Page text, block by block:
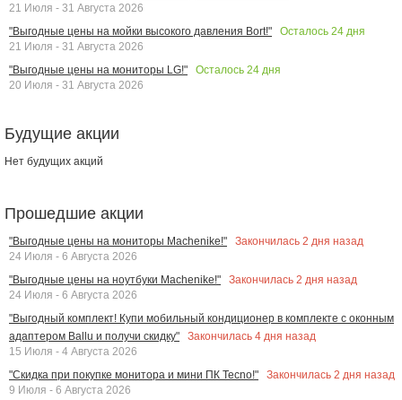
21 Июля - 31 Августа 2026
"Выгодные цены на мойки высокого давления Bort!"
Осталось 24 дня
21 Июля - 31 Августа 2026
"Выгодные цены на мониторы LG!"
Осталось 24 дня
20 Июля - 31 Августа 2026
Будущие акции
Нет будущих акций
Прошедшие акции
"Выгодные цены на мониторы Machenike!" Закончилась 2 дня назад
24 Июля - 6 Августа 2026
"Выгодные цены на ноутбуки Machenike!"
Закончилась 2 дня назад
24 Июля - 6 Августа 2026
"Выгодный комплект! Купи мобильный кондиционер в комплекте с оконным
адаптером Ballu и получи скидку"
Закончилась 4 дня назад
15 Июля - 4 Августа 2026
"Скидка при покупке монитора и мини ПК Tecno!"
Закончилась 2 дня назад
9 Июля - 6 Августа 2026